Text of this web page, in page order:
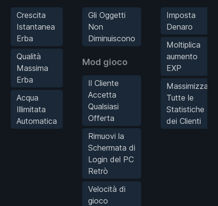
Crescita
Istantanea
Erba
Qualità
Massima
Erba
Acqua
Illimitata
Automatica
Gli Oggetti
Non
Diminuiscono
Mod gioco
Il Cliente
Accetta
Qualsiasi
Offerta
Rimuovi la
Schermata di
Login del PC
Retrò
Velocità di
gioco
Imposta
Denaro
Moltiplica
aumento
EXP
Massimizza
Tutte le
Statistiche
dei Clienti